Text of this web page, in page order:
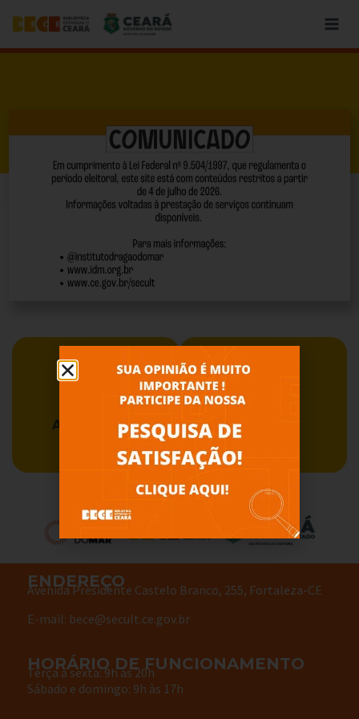
Acervo BECE Serviços
ENDEREÇO
Avenida Presidente Castelo Branco, 255, Fortaleza-CE
E-mail: bece@secult.ce.gov.br
HORÁRIO DE FUNCIONAMENTO
Terça à sexta: 9h às 20h
Sábado e domingo: 9h às 17h